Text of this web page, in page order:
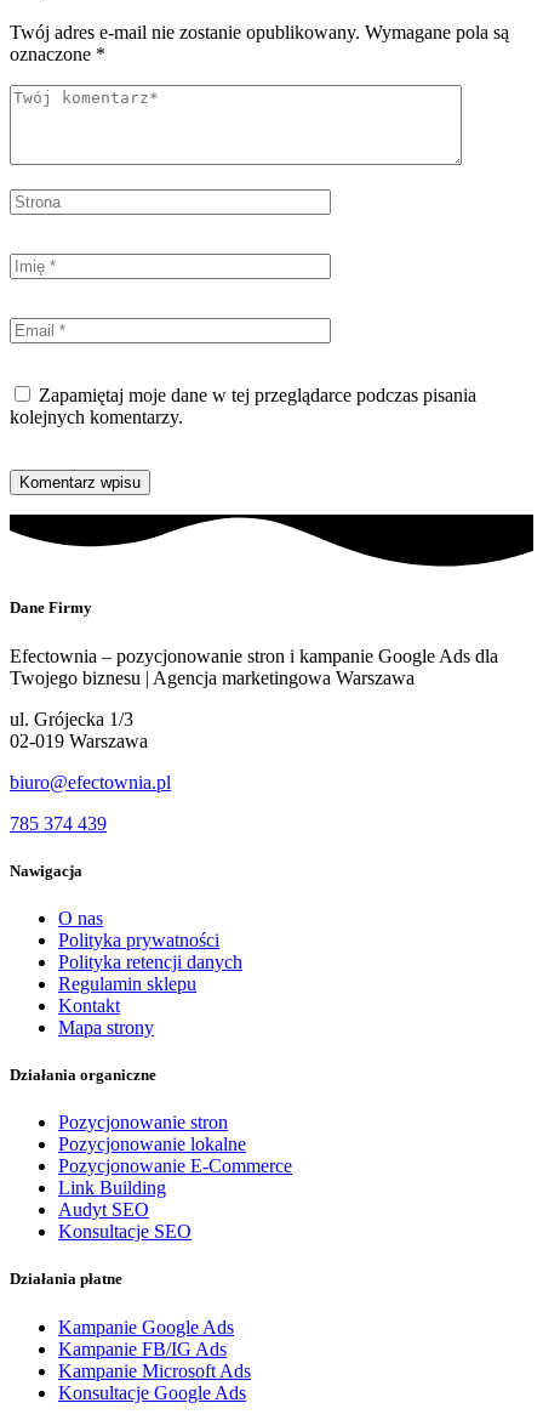
Twój adres e-mail nie zostanie opublikowany. Wymagane pola są
oznaczone *
Zapamiętaj moje dane w tej przeglądarce podczas pisania
kolejnych komentarzy.
Dane Firmy
Efectownia – pozycjonowanie stron i kampanie Google Ads dla
Twojego biznesu | Agencja marketingowa Warszawa
ul. Grójecka 1/3
02-019 Warszawa
biuro@efectownia.pl
785 374 439
Nawigacja
O nas
Polityka prywatności
Polityka retencji danych
Regulamin sklepu
Kontakt
Mapa strony
Działania organiczne
Pozycjonowanie stron
Pozycjonowanie lokalne
Pozycjonowanie E-Commerce
Link Building
Audyt SEO
Konsultacje SEO
Działania płatne
Kampanie Google Ads
Kampanie FB/IG Ads
Kampanie Microsoft Ads
Konsultacje Google Ads